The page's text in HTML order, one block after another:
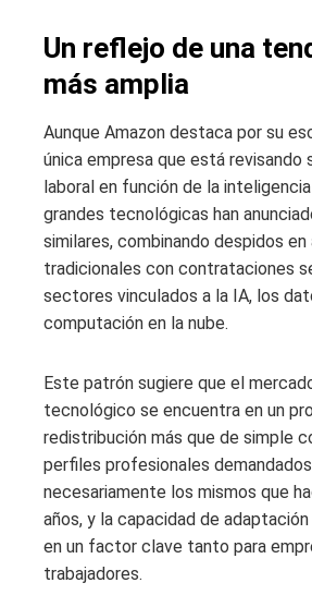
Un reflejo de una
más amplia
Aunque Amazon destaca por su
única empresa que está revisando
laboral en función de la
grandes tecnológicas han
similares, combinando despidos en
tradicionales con contrataciones
sectores vinculados a la IA, los
computación en la nube.
Este patrón sugiere que el
tecnológico se encuentra en un
redistribución más que de simple
perfiles profesionales
necesariamente los mismos que
años, y la capacidad de
en un factor clave tanto para
trabajadores.